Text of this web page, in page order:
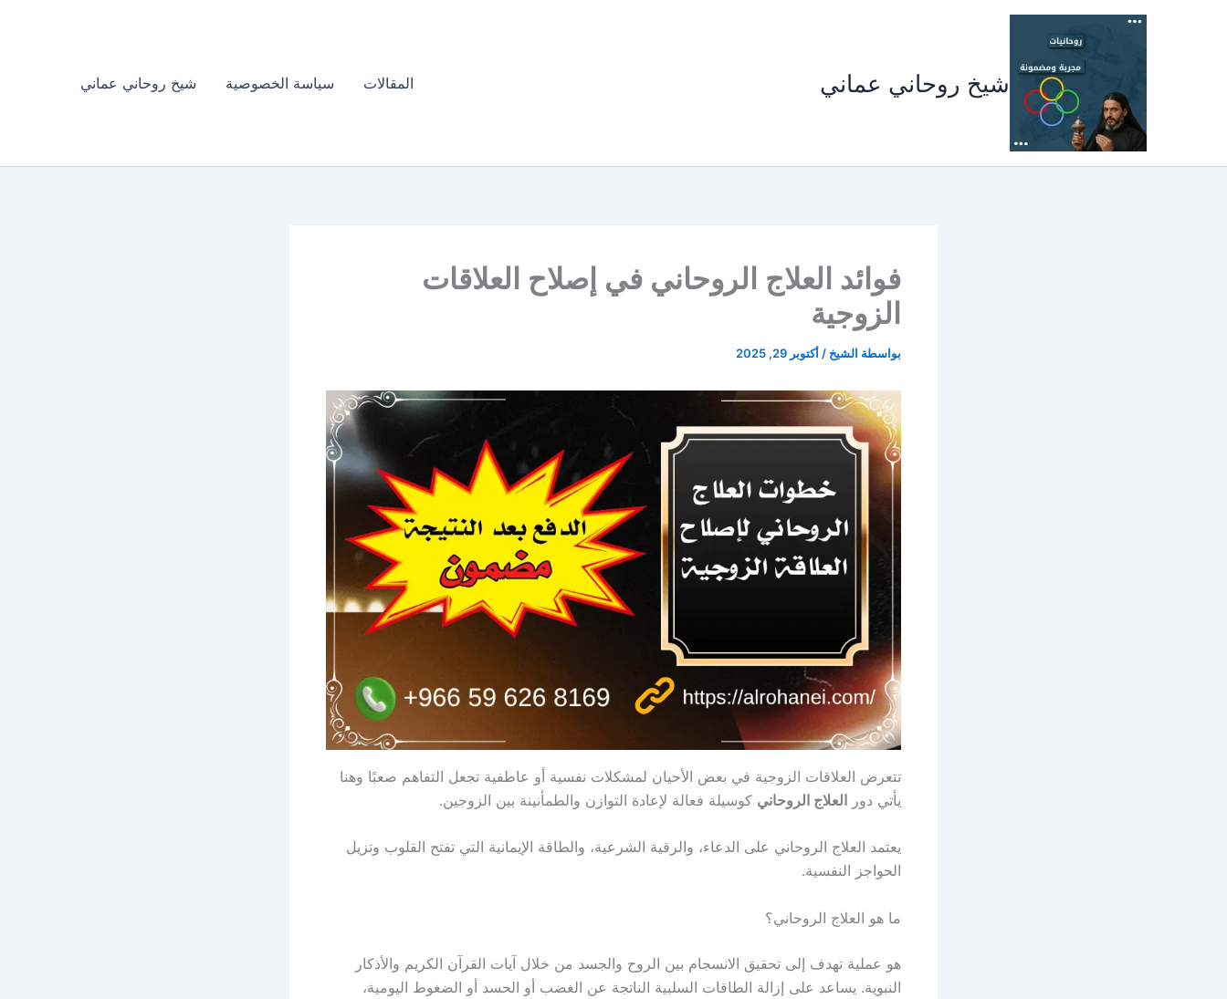
شيخ روحاني عماني المقالات سياسة الخصوصية شيخ روحاني عماني
فوائد العلاج الروحاني في إصلاح العلاقات
الزوجية
بواسطة الشيخ / أكتوبر 29, 2025
تتعرض العلاقات الزوجية في بعض الأحيان لمشكلات نفسية أو عاطفية تجعل التفاهم صعبًا وهنا
يأتي دور العلاج الروحاني كوسيلة فعالة لإعادة التوازن والطمأنينة بين الزوجين.
يعتمد العلاج الروحاني على الدعاء، والرقية الشرعية، والطاقة الإيمانية التي تفتح القلوب وتزيل
الحواجز النفسية.
ما هو العلاج الروحاني؟
هو عملية تهدف إلى تحقيق الانسجام بين الروح والجسد من خلال آيات القرآن الكريم والأذكار
النبوية. يساعد على إزالة الطاقات السلبية الناتجة عن الغضب أو الحسد أو الضغوط اليومية،